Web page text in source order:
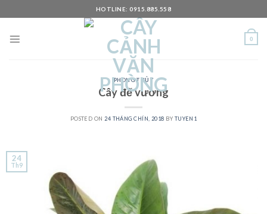
to
HOTLINE: 0915.885.558
0
PHONG THỦY
Cây đế vương
POSTED ON24 THÁNG CHÍN, 2018 BY TUYEN1
24
Th9